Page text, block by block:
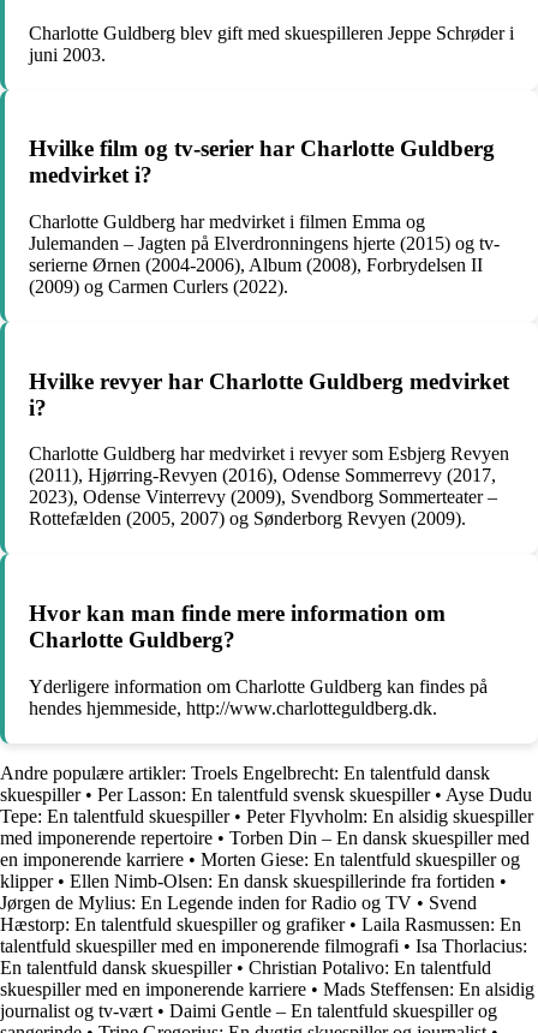
Charlotte Guldberg blev gift med skuespilleren Jeppe Schrøder i
juni 2003.
Hvilke film og tv-serier har Charlotte Guldberg
medvirket i?
Charlotte Guldberg har medvirket i filmen Emma og
Julemanden – Jagten på Elverdronningens hjerte (2015) og tv-
serierne Ørnen (2004-2006), Album (2008), Forbrydelsen II
(2009) og Carmen Curlers (2022).
Hvilke revyer har Charlotte Guldberg medvirket
i?
Charlotte Guldberg har medvirket i revyer som Esbjerg Revyen
(2011), Hjørring-Revyen (2016), Odense Sommerrevy (2017,
2023), Odense Vinterrevy (2009), Svendborg Sommerteater –
Rottefælden (2005, 2007) og Sønderborg Revyen (2009).
Hvor kan man finde mere information om
Charlotte Guldberg?
Yderligere information om Charlotte Guldberg kan findes på
hendes hjemmeside, http://www.charlotteguldberg.dk.
Andre populære artikler: Troels Engelbrecht: En talentfuld dansk
skuespiller• Per Lasson: En talentfuld svensk skuespiller• Ayse Dudu
Tepe: En talentfuld skuespiller• Peter Flyvholm: En alsidig skuespiller
med imponerende repertoire • Torben Din – En dansk skuespiller med
en imponerende karriere • Morten Giese: En talentfuld skuespiller og
klipper• Ellen Nimb-Olsen: En dansk skuespillerinde fra fortiden •
Jørgen de Mylius: En Legende inden for Radio og TV • Svend
Hæstorp: En talentfuld skuespiller og grafiker• Laila Rasmussen: En
talentfuld skuespiller med en imponerende filmografi • Isa Thorlacius:
En talentfuld dansk skuespiller• Christian Potalivo: En talentfuld
skuespiller med en imponerende karriere • Mads Steffensen: En alsidig
journalist og tv-vært • Daimi Gentle – En talentfuld skuespiller og